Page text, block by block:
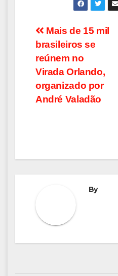
Navegação
de
Post
Mais de 15 mil
brasileiros se
reúnem no
Virada Orlando,
organizado por
André Valadão
By